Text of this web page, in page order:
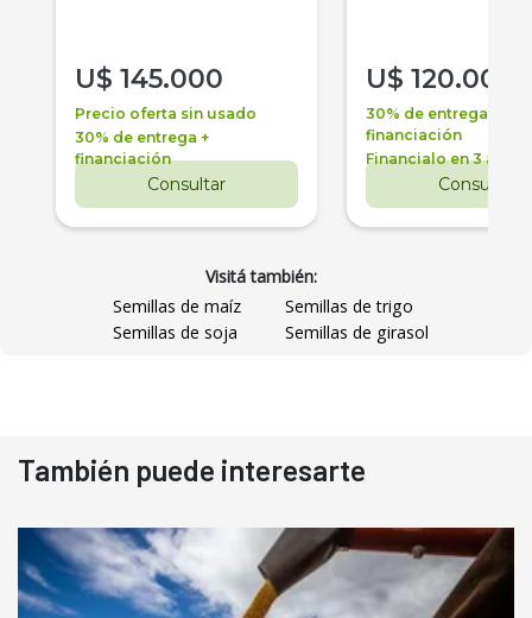
U$ 145.000
Precio oferta sin usado
30% de entrega +
financiación
Consultar
U$ 120.000
30% de entrega +
financiación
Financialo en 3 años
Consultar
Visitá también:
Semillas de maíz
Semillas de trigo
Semillas de soja
Semillas de girasol
También puede interesarte